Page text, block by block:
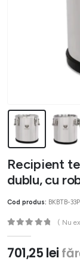
Recipient
dublu, cu
Cod produs: BKBTB-33P
( Nu
701,25 lei